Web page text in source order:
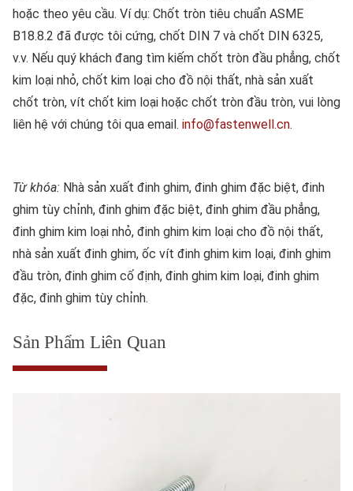
hoặc theo yêu cầu. Ví dụ: Chốt tròn tiêu chuẩn ASME
B18.8.2 đã được tôi cứng, chốt DIN 7 và chốt DIN 6325,
v.v. Nếu quý khách đang tìm kiếm chốt tròn đầu phẳng, chốt
kim loại nhỏ, chốt kim loại cho đồ nội thất, nhà sản xuất
chốt tròn, vít chốt kim loại hoặc chốt tròn đầu tròn, vui lòng
liên hệ với chúng tôi qua email. info@fastenwell.cn.
Từ khóa: Nhà sản xuất đinh ghim, đinh ghim đặc biệt, đinh
ghim tùy chỉnh, đinh ghim đặc biệt, đinh ghim đầu phẳng,
đinh ghim kim loại nhỏ, đinh ghim kim loại cho đồ nội thất,
nhà sản xuất đinh ghim, ốc vít đinh ghim kim loại, đinh ghim
đầu tròn, đinh ghim cố định, đinh ghim kim loại, đinh ghim
đặc, đinh ghim tùy chỉnh.
Sản Phẩm Liên Quan